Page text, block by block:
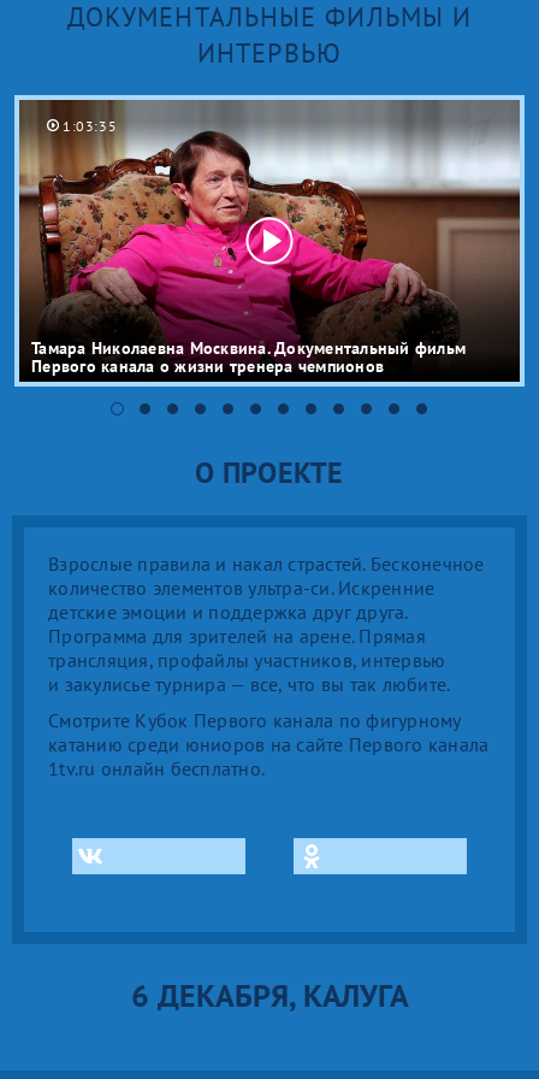
ДОКУМЕНТАЛЬНЫЕ ФИЛЬМЫ И
ИНТЕРВЬЮ
1:03:35
Тамара Николаевна Москвина. Документальный фильм
Первого канала о жизни тренера чемпионов
О ПРОЕКТЕ
Взрослые правила и накал страстей. Бесконечное
количество элементов ультра-си. Искренние
детские эмоции и поддержка друг друга.
Программа для зрителей на арене. Прямая
трансляция, профайлы участников, интервью
и закулисье турнира — все, что вы так любите.
Смотрите Кубок Первого канала по фигурному
катанию среди юниоров на сайте Первого канала
1tv.ru онлайн бесплатно.
6 ДЕКАБРЯ, КАЛУГА